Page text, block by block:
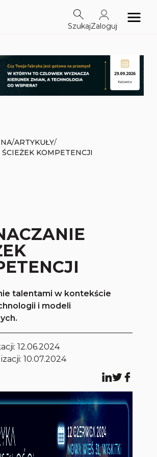
SzukajZaloguj
/ARTYKUŁY/
KOMPETENCJI
talentami w kontekście
i modeli
12.06.2024
10.07.2024